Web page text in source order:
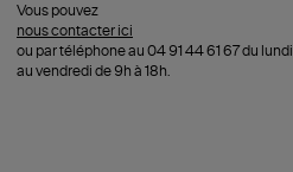
Vous pouvez
nous contacter ici
ou par téléphone au 04 91 44 61 67 du lundi
au vendredi de 9h à 18h.